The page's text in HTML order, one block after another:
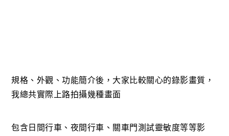
規格、外觀、功能簡介後，大家比較關心的錄影畫質，
我總共實際上路拍攝幾種畫面
包含日間行車、夜間行車、關車門測試靈敏度等等影